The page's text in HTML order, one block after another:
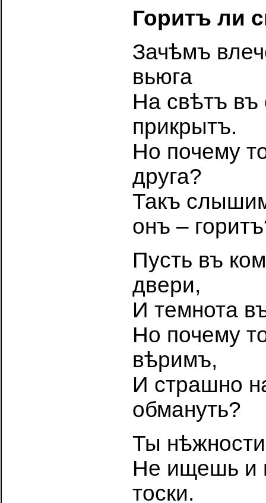
Горитъ ли
Зачѣмъ
вьюга
На свѣтъ
прикрытъ.
Но почему
друга?
Такъ
онъ –
Пусть въ
двери,
И темнота
Но почему
вѣримъ,
И страшно
обмануть?
Ты
Не ищешь и
тоски.